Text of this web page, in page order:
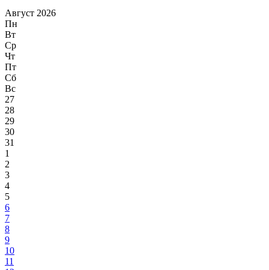
Август 2026
Пн
Вт
Ср
Чт
Пт
Сб
Вс
27
28
29
30
31
1
2
3
4
5
6
7
8
9
10
11